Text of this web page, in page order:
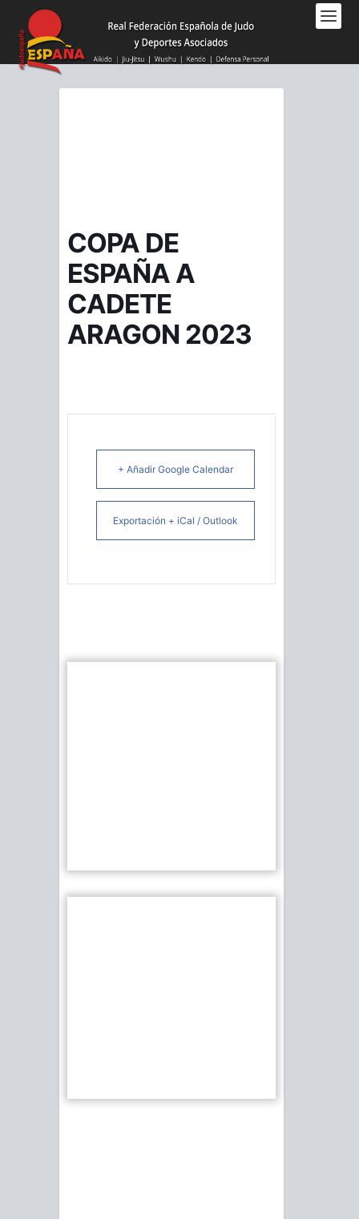
este
sitio
web
COPA DE
ESPAÑA A
CADETE
ARAGON 2023
+ Añadir Google Calendar
Exportación + iCal / Outlook